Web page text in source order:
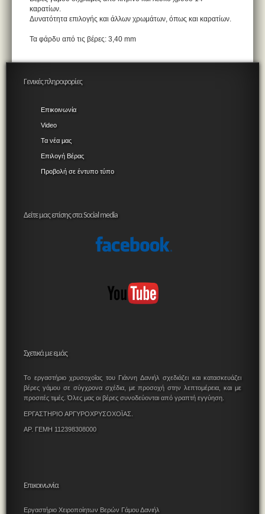
καρατίων.
Δυνατότητα επιλογής και άλλων χρωμάτων, όπως και καρατίων.
Τα φάρδυ από τις βέρες: 3,40 mm
Γενικές πληροφορίες
Επικοινωνία
Video
Τα νέα μας
Επιλογή Βέρας
Προβολή σε έντυπο τύπο
Δείτε μας επίσης στα Social media
Σχετικά με εμάς
Το εργαστήριο χρυσοχοΐας του Γιάννη Δανιήλ σχεδιάζει και κατασκευάζει
βέρες γάμου σε σύγχρονα σχέδια, με προσοχή στην λεπτομέρεια, και με
προσιτές τιμές. Όλες μας οι βέρες συνοδεύονται από γραπτή εγγύηση.
ΕΡΓΑΣΤΗΡΙΟ ΑΡΓΥΡΟΧΡΥΣΟΧΟΪΑΣ.
ΑΡ. ΓΕΜΗ 112398308000
Επικοινωνία
Εργαστήριο Χειροποίητων Βερών Γάμου Δανιήλ